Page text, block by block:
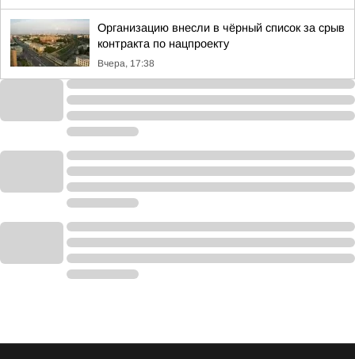
Организацию внесли в чёрный список за срыв
контракта по нацпроекту
Вчера, 17:38